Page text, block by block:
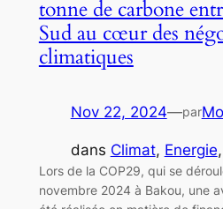
tonne de carbone
Sud au cœur des
climatiques
Nov 22, 2024—par
dans Climat, Energie,
Lors de la COP29, qui se
novembre 2024 à Bakou, une